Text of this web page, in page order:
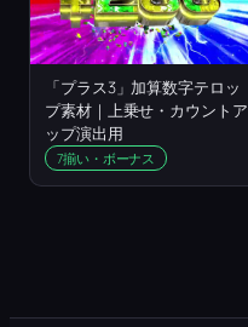
「プラス3」加算数字テロッ
プ素材｜上乗せ・カウントア
ップ演出用
7揃い・ボーナス